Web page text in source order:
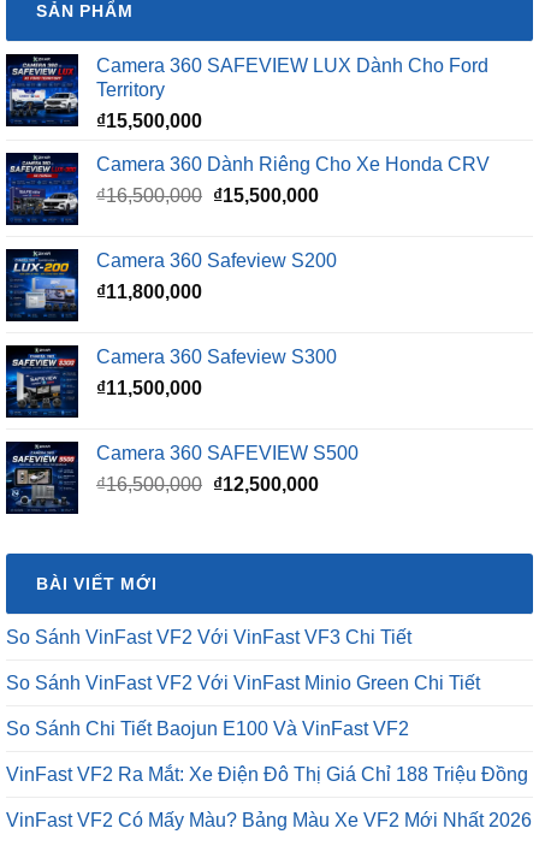
SẢN PHẨM
Camera 360 SAFEVIEW LUX Dành Cho Ford
Territory
₫15,500,000
Camera 360 Dành Riêng Cho Xe Honda CRV
₫16,500,000 Giá
₫16,500,000.
₫15,500,000Giá
là:
Camera 360 Safeview S200
₫11,800,000
Camera 360 Safeview S300
₫11,500,000
Camera 360 SAFEVIEW S500
₫16,500,000 Giá
₫16,500,000.
₫12,500,000Giá
là:
BÀI VIẾT MỚI
So Sánh VinFast VF2 Với VinFast VF3 Chi Tiết
So Sánh VinFast VF2 Với VinFast Minio Green Chi Tiết
So Sánh Chi Tiết Baojun E100 Và VinFast VF2
VinFast VF2 Ra Mắt: Xe Điện Đô Thị Giá Chỉ 188 Triệu Đồng
VinFast VF2 Có Mấy Màu? Bảng Màu Xe VF2 Mới Nhất 2026